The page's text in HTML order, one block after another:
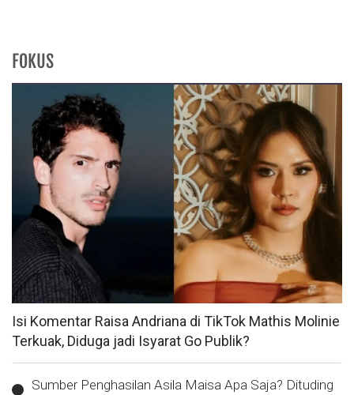
FOKUS
Isi Komentar Raisa Andriana di TikTok Mathis Molinie
Terkuak, Diduga jadi Isyarat Go Publik?
Sumber Penghasilan Asila Maisa Apa Saja? Dituding